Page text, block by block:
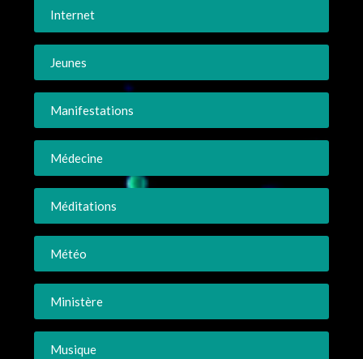
Internet
Jeunes
Manifestations
Médecine
Méditations
Météo
Ministère
Musique